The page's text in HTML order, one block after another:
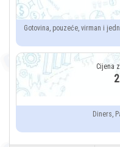
Gotovina, pouzeće, virman i
Diners,